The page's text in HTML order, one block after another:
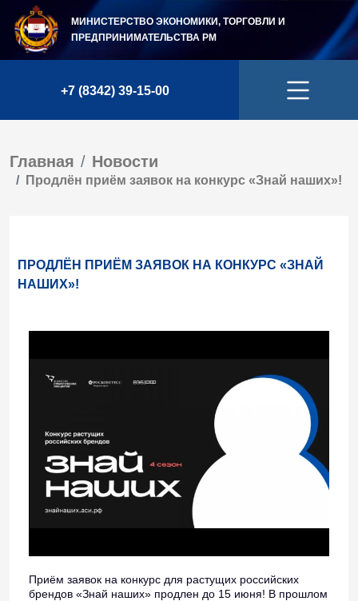
МИНИСТЕРСТВО ЭКОНОМИКИ, ТОРГОВЛИ И
ПРЕДПРИНИМАТЕЛЬСТВА РМ
+7 (8342) 39-15-00
Главная Новости
Продлён приём заявок на конкурс «Знай наших»!
ПРОДЛЁН ПРИЁМ ЗАЯВОК НА КОНКУРС «ЗНАЙ
НАШИХ»!
Приём заявок на конкурс для растущих российских
брендов «Знай наших» продлен до 15 июня! В прошлом